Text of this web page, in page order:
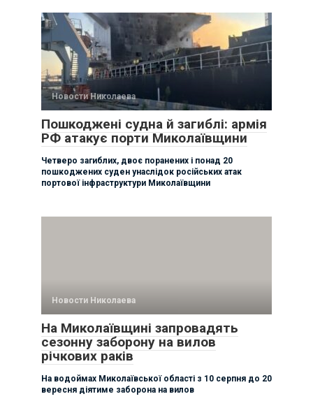
Новости Николаева
Пошкоджені судна й загиблі: армія
РФ атакує порти Миколаївщини
Четверо загиблих, двоє поранених і понад 20
пошкоджених суден унаслідок російських атак
портової інфраструктури Миколаївщини
Новости Николаева
На Миколаївщині запровадять
сезонну заборону на вилов
річкових раків
На водоймах Миколаївської області з 10 серпня до 20
вересня діятиме заборона на вилов